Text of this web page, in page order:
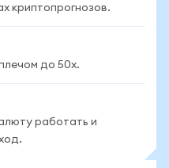
криптопрогнозов.
до 50x.
работать и